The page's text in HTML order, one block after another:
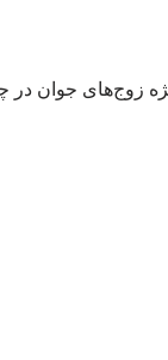
زوج‌های جوان در